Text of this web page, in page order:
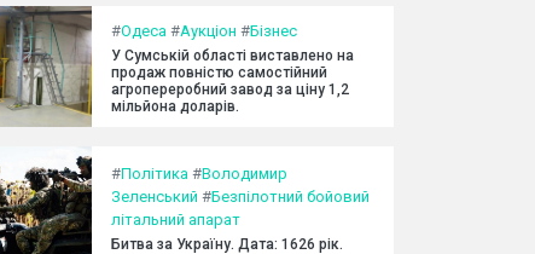
#Одеса #Аукціон #Бізнес
У Сумській області виставлено на
продаж повністю самостійний
агропереробний завод за ціну 1,2
мільйона доларів.
#Політика #Володимир
Зеленський #Безпілотний бойовий
літальний апарат
Битва за Україну. Дата: 1626 рік.